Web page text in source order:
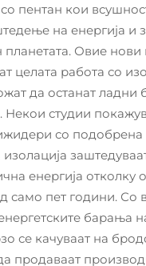
пентан кои
на енергија и
Овие нови
целата работа со
да останат ладни
Некои студии
со подобрена
енергија отколку
само пет години. Со
барања
се качуваат на
продаваат